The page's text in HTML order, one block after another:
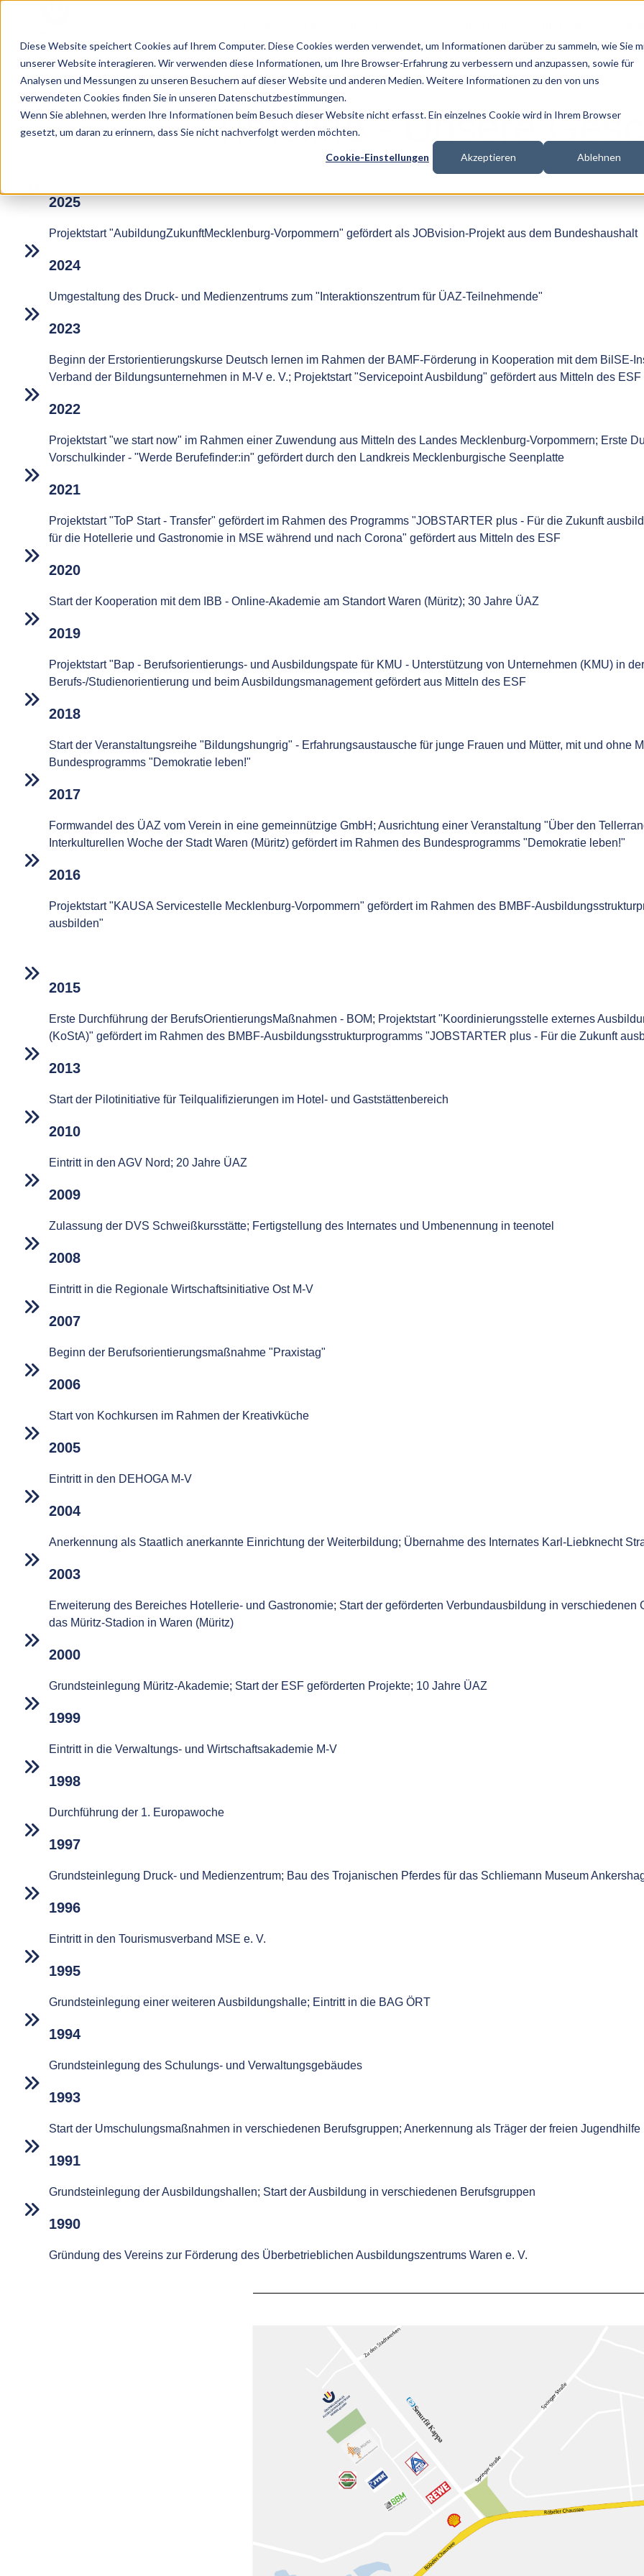
Diese Website speichert Cookies auf Ihrem Computer. Diese Cookies werden verwendet, um Informationen darüber zu sammeln, wie Sie
unserer Website interagieren. Wir verwenden diese Informationen, um Ihre Browser-Erfahrung zu verbessern und anzupassen, sowie für
Analysen und Messungen zu unseren Besuchern auf dieser Website und anderen Medien. Weitere Informationen zu den von uns
verwendeten Cookies finden Sie in unseren Datenschutzbestimmungen.
Wenn Sie ablehnen, werden Ihre Informationen beim Besuch dieser Website nicht erfasst. Ein einzelnes Cookie wird in Ihrem Browser
gesetzt, um daran zu erinnern, dass Sie nicht nachverfolgt werden möchten.
Cookie-Einstellungen Akzeptieren Ablehnen
S
a
i
Timeline - Unsere
2025
Projektstart "AubildungZukunftMecklenburg-Vorpommern" gefördert als JOBvision-Projekt aus dem Bundeshaushalt
2024
Umgestaltung des Druck- und Medienzentrums zum "Interaktionszentrum für ÜAZ-Teilnehmende"
2023
Beginn der Erstorientierungskurse Deutsch lernen im Rahmen der BAMF-Förderung in Kooperation mit dem BilSE-
Verband der Bildungsunternehmen in M-V e. V.; Projektstart "Servicepoint Ausbildung" gefördert aus Mitteln des ESF
2022
Projektstart "we start now" im Rahmen einer Zuwendung aus Mitteln des Landes Mecklenburg-Vorpommern; Erste
Vorschulkinder - "Werde Berufefinder:in" gefördert durch den Landkreis Mecklenburgische Seenplatte
2021
Projektstart "ToP Start - Transfer" gefördert im Rahmen des Programms "JOBSTARTER plus - Für die Zukunft
für die Hotellerie und Gastronomie in MSE während und nach Corona" gefördert aus Mitteln des ESF
2020
Start der Kooperation mit dem IBB - Online-Akademie am Standort Waren (Müritz); 30 Jahre ÜAZ
2019
Projektstart "Bap - Berufsorientierungs- und Ausbildungspate für KMU - Unterstützung von Unternehmen (KMU) in
Berufs-/Studienorientierung und beim Ausbildungsmanagement gefördert aus Mitteln des ESF
2018
Start der Veranstaltungsreihe "Bildungshungrig" - Erfahrungsaustausche für junge Frauen und Mütter, mit und ohne
Bundesprogramms "Demokratie leben!"
2017
Formwandel des ÜAZ vom Verein in eine gemeinnützige GmbH; Ausrichtung einer Veranstaltung "Über den
Interkulturellen Woche der Stadt Waren (Müritz) gefördert im Rahmen des Bundesprogramms "Demokratie leben!"
2016
Projektstart "KAUSA Servicestelle Mecklenburg-Vorpommern" gefördert im Rahmen des BMBF-
ausbilden"
2015
Erste Durchführung der BerufsOrientierungsMaßnahmen - BOM; Projektstart "Koordinierungsstelle externes
(KoStA)" gefördert im Rahmen des BMBF-Ausbildungsstrukturprogramms "JOBSTARTER plus - Für die Zukunft
2013
Start der Pilotinitiative für Teilqualifizierungen im Hotel- und Gaststättenbereich
2010
Eintritt in den AGV Nord; 20 Jahre ÜAZ
2009
Zulassung der DVS Schweißkursstätte; Fertigstellung des Internates und Umbenennung in teenotel
2008
Eintritt in die Regionale Wirtschaftsinitiative Ost M-V
2007
Beginn der Berufsorientierungsmaßnahme "Praxistag"
2006
Start von Kochkursen im Rahmen der Kreativküche
2005
Eintritt in den DEHOGA M-V
2004
Anerkennung als Staatlich anerkannte Einrichtung der Weiterbildung; Übernahme des Internates Karl-Liebknecht
2003
Erweiterung des Bereiches Hotellerie- und Gastronomie; Start der geförderten Verbundausbildung in
das Müritz-Stadion in Waren (Müritz)
2000
Grundsteinlegung Müritz-Akademie; Start der ESF geförderten Projekte; 10 Jahre ÜAZ
1999
Eintritt in die Verwaltungs- und Wirtschaftsakademie M-V
1998
Durchführung der 1. Europawoche
1997
Grundsteinlegung Druck- und Medienzentrum; Bau des Trojanischen Pferdes für das Schliemann Museum
1996
Eintritt in den Tourismusverband MSE e. V.
1995
Grundsteinlegung einer weiteren Ausbildungshalle; Eintritt in die BAG ÖRT
1994
Grundsteinlegung des Schulungs- und Verwaltungsgebäudes
1993
Start der Umschulungsmaßnahmen in verschiedenen Berufsgruppen; Anerkennung als Träger der freien Jugendhilfe
1991
Grundsteinlegung der Ausbildungshallen; Start der Ausbildung in verschiedenen Berufsgruppen
1990
Gründung des Vereins zur Förderung des Überbetrieblichen Ausbildungszentrums Waren e. V.